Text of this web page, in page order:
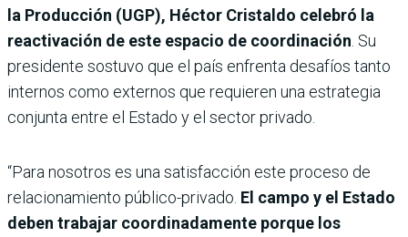
la Producción (UGP), Héctor Cristaldo celebró la
reactivación de este espacio de coordinación . Su
presidente sostuvo que el país enfrenta desafíos tanto
internos como externos que requieren una estrategia
conjunta entre el Estado y el sector privado.
“Para nosotros es una satisfacción este proceso de
relacionamiento público-privado. El campo y el Estado
deben trabajar coordinadamente porque los